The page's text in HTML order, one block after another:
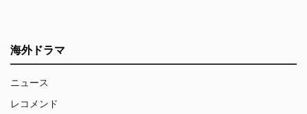
海外ドラマ
ニュース
レコメンド